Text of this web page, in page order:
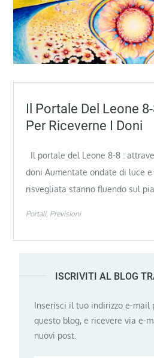
Il Portale Del Leone
Per Riceverne I Doni
Il portale del Leone 8-8 :
doni Aumentate ondate di luce
risvegliata stanno fluendo sul
Portali Previsioni
ISCRIVITI AL BLOG
Inserisci il tuo indirizzo e-mail
questo blog, e ricevere via e-
nuovi post.